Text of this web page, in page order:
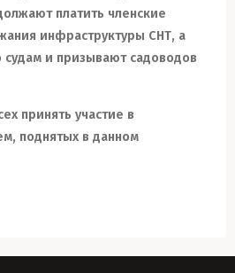
платить членские
инфраструктуры СНТ, а
судам и призывают садоводов
принять участие в
, поднятых в данном